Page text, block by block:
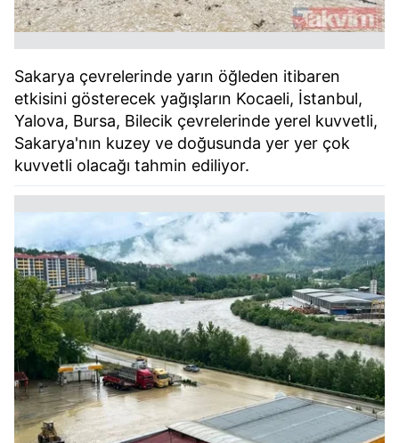
Sakarya çevrelerinde yarın öğleden itibaren
etkisini gösterecek yağışların Kocaeli, İstanbul,
Yalova, Bursa, Bilecik çevrelerinde yerel kuvvetli,
Sakarya'nın kuzey ve doğusunda yer yer çok
kuvvetli olacağı tahmin ediliyor.